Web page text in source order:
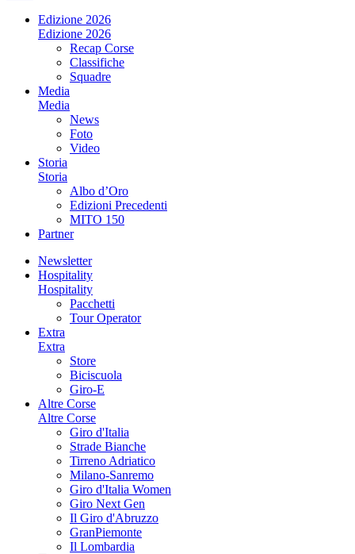
Edizione 2026
Edizione 2026
Recap Corse
Classifiche
Squadre
Media
Media
News
Foto
Video
Storia
Storia
Albo d’Oro
Edizioni Precedenti
MITO 150
Partner
Newsletter
Hospitality
Hospitality
Pacchetti
Tour Operator
Extra
Extra
Store
Biciscuola
Giro-E
Altre Corse
Altre Corse
Giro d'Italia
Strade Bianche
Tirreno Adriatico
Milano-Sanremo
Giro d'Italia Women
Giro Next Gen
Il Giro d'Abruzzo
GranPiemonte
Il Lombardia